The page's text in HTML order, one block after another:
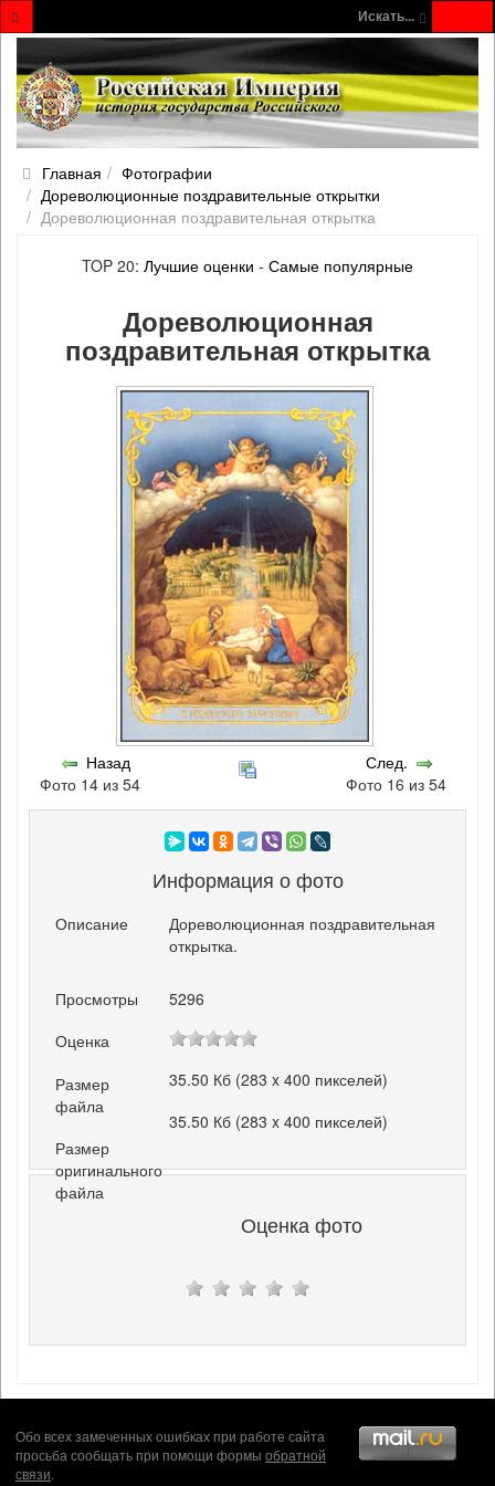
Искать...
Главная
Фотографии
Дореволюционные поздравительные открытки
Дореволюционная поздравительная открытка
TOP 20: Лучшие оценки - Самые популярные
Дореволюционная
поздравительная открытка
Назад
Фото 14 из 54
След.
Фото 16 из 54
Информация о фото
Описание
Дореволюционная поздравительная
открытка.
Просмотры
5296
Оценка
Размер
файла
35.50 Кб (283 x 400 пикселей)
Размер
оригинального
файла
35.50 Кб (283 x 400 пикселей)
Оценка фото
Обо всех замеченных ошибках при работе сайта
просьба сообщать при помощи формы обратной
связи.